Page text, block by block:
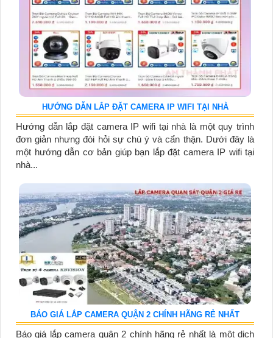
HƯỚNG DẪN LẮP ĐẶT CAMERA IP WIFI TẠI NHÀ
Hướng dẫn lắp đặt camera IP wifi tại nhà là một quy trình
đơn giản nhưng đòi hỏi sự chú ý và cẩn thận. Dưới đây là
một hướng dẫn cơ bản giúp bạn lắp đặt camera IP wifi tại
nhà...
BÁO GIÁ LẮP CAMERA QUẬN 2 CHÍNH HÃNG RẺ NHẤT
Báo giá lắp camera quận 2 chính hãng rẻ nhất là một dịch